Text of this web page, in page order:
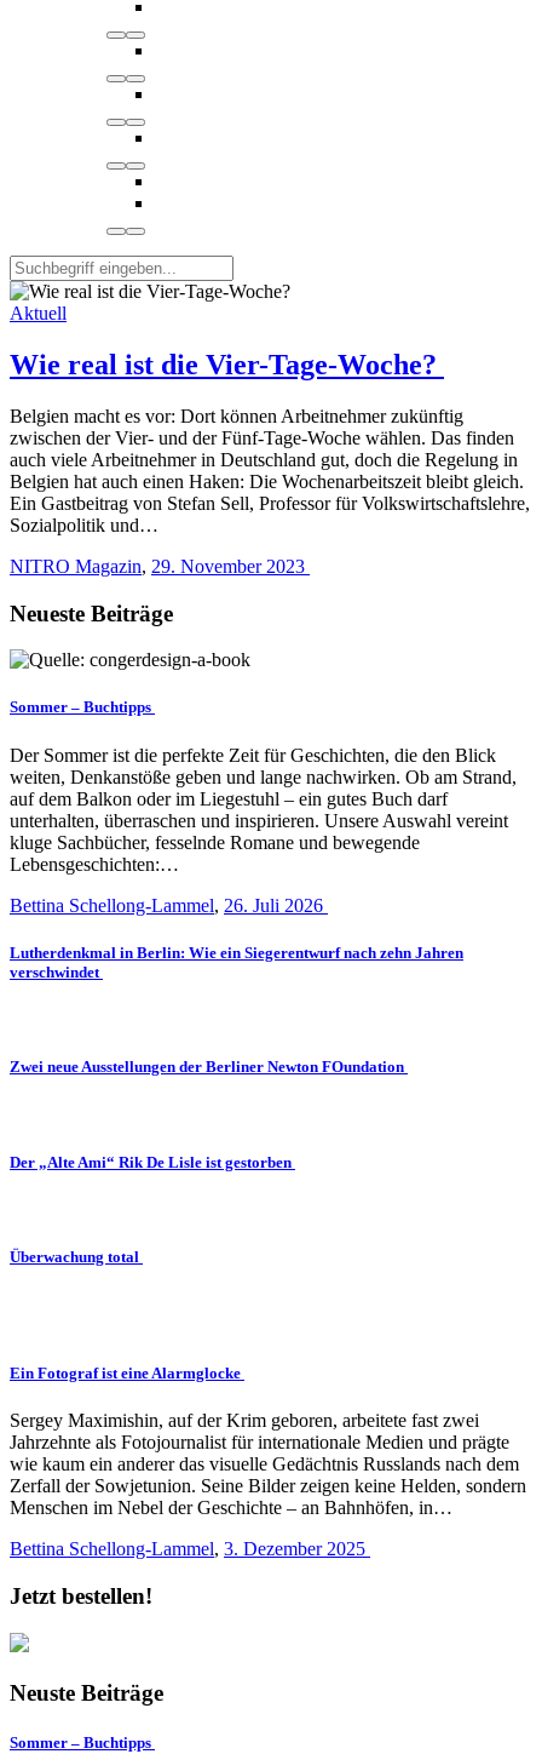
Aktuell
Wie real ist die Vier-Tage-Woche?
Belgien macht es vor: Dort können Arbeitnehmer zukünftig
zwischen der Vier- und der Fünf-Tage-Woche wählen. Das finden
auch viele Arbeitnehmer in Deutschland gut, doch die Regelung in
Belgien hat auch einen Haken: Die Wochenarbeitszeit bleibt gleich.
Ein Gastbeitrag von Stefan Sell, Professor für Volkswirtschaftslehre,
Sozialpolitik und…
NITRO Magazin, 29. November 2023
Neueste Beiträge
Sommer – Buchtipps
Der Sommer ist die perfekte Zeit für Geschichten, die den Blick
weiten, Denkanstöße geben und lange nachwirken. Ob am Strand,
auf dem Balkon oder im Liegestuhl – ein gutes Buch darf
unterhalten, überraschen und inspirieren. Unsere Auswahl vereint
kluge Sachbücher, fesselnde Romane und bewegende
Lebensgeschichten:…
Bettina Schellong-Lammel, 26. Juli 2026
Lutherdenkmal in Berlin: Wie ein Siegerentwurf nach zehn Jahren
verschwindet
Zwei neue Ausstellungen der Berliner Newton FOundation
Der „Alte Ami“ Rik De Lisle ist gestorben
Überwachung total
Ein Fotograf ist eine Alarmglocke
Sergey Maximishin, auf der Krim geboren, arbeitete fast zwei
Jahrzehnte als Fotojournalist für internationale Medien und prägte
wie kaum ein anderer das visuelle Gedächtnis Russlands nach dem
Zerfall der Sowjetunion. Seine Bilder zeigen keine Helden, sondern
Menschen im Nebel der Geschichte – an Bahnhöfen, in…
Bettina Schellong-Lammel, 3. Dezember 2025
Jetzt bestellen!
Neuste Beiträge
Sommer – Buchtipps